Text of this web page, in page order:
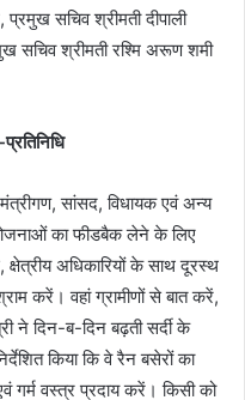
सचिव श्रीमती दीपाली
सचिव श्रीमती रश्मि अरूण शमी
सांसद, विधायक एवं अन्य
का फीडबैक लेने के लिए
अधिकारियों के साथ दूरस्थ
करें। वहां ग्रामीणों से बात करें,
ने दिन-ब-दिन बढ़ती सर्दी के
किया कि वे रैन बसेरों का
वस्त्र प्रदाय करें। किसी को